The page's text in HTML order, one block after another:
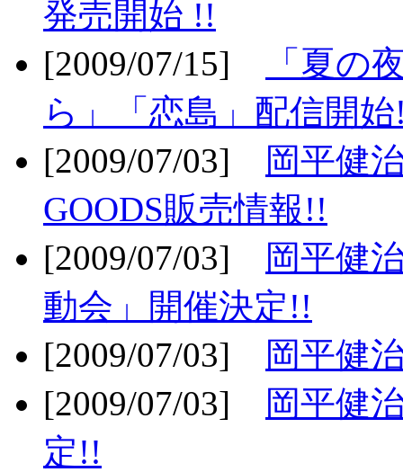
発売開始 !!
[2009/07/15]
「夏の
ら」「恋島」配信開
[2009/07/03]
岡平健
GOODS販売情報!!
[2009/07/03]
岡平健
動会」開催決定!!
[2009/07/03]
岡平健
[2009/07/03]
岡平健
定!!